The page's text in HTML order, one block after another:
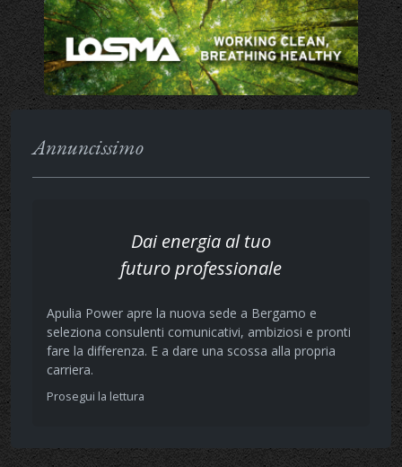
Annuncissimo
Dai energia al tuo
futuro professionale
Apulia Power apre la nuova sede a Bergamo e
seleziona consulenti comunicativi, ambiziosi e pronti
fare la differenza. E a dare una scossa alla propria
carriera.
Prosegui la lettura